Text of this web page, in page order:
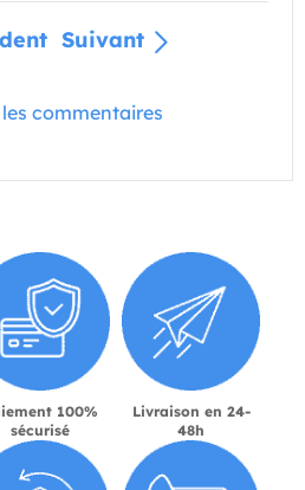
Suivant
commentaires
100%
sécurisé
Livraison en 24-
48h